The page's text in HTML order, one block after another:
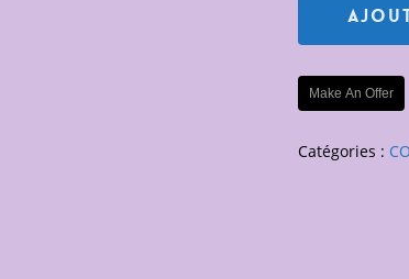
Make An Offer
Catégories :